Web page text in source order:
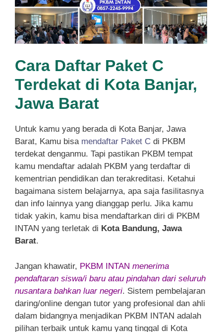
Cara Daftar Paket C
Terdekat di Kota Banjar,
Jawa Barat
Untuk kamu yang berada di Kota Banjar, Jawa
Barat, Kamu bisa mendaftar Paket C di PKBM
terdekat denganmu. Tapi pastikan PKBM tempat
kamu mendaftar adalah PKBM yang terdaftar di
kementrian pendidikan dan terakreditasi. Ketahui
bagaimana sistem belajarnya, apa saja fasilitasnya
dan info lainnya yang dianggap perlu. Jika kamu
tidak yakin, kamu bisa mendaftarkan diri di PKBM
INTAN yang terletak di Kota Bandung, Jawa
Barat.
Jangan khawatir, PKBM INTAN menerima
pendaftaran siswa/i baru atau pindahan dari seluruh
nusantara bahkan luar negeri. Sistem pembelajaran
daring/online dengan tutor yang profesional dan ahli
dalam bidangnya menjadikan PKBM INTAN adalah
pilihan terbaik untuk kamu yang tinggal di Kota